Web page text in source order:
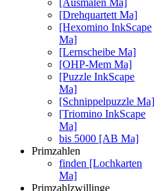
[Ausmalen Ma]
[Drehquartett Ma]
[Hexomino InkScape
Ma]
[Lernscheibe Ma]
[OHP-Mem Ma]
[Puzzle InkScape
Ma]
[Schnippelpuzzle Ma]
[Triomino InkScape
Ma]
bis 5000 [AB Ma]
Primzahlen
finden [Lochkarten
Ma]
Primzahlzwillinge